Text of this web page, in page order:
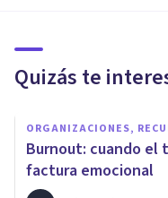
Quizás te
ORGANIZACIONES,
Burnout: cuando el
factura emocional